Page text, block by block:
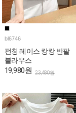
bl6746
펀칭 레이스 캉캉 반팔
블라우스
19,980원 23,480원